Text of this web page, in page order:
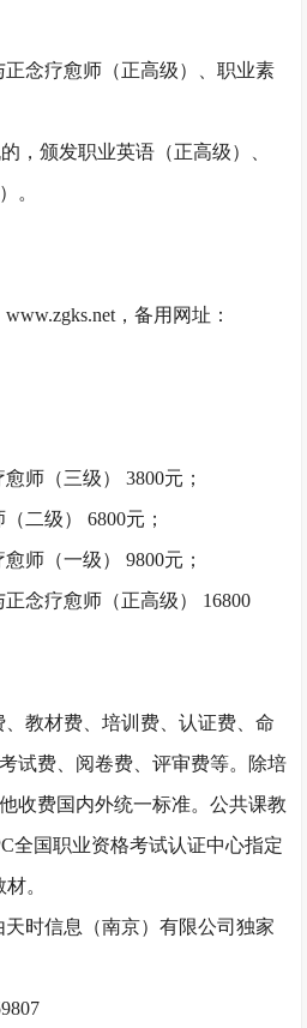
念疗愈师（正高级）、职业素
，颁发职业英语（正高级）、
。
www.zgks.net，备用网址：
师（三级） 3800元；
二级） 6800元；
师（一级） 9800元；
念疗愈师（正高级） 16800
、教材费、培训费、认证费、命
试费、阅卷费、评审费等。除培
收费国内外统一标准。公共课教
全国职业资格考试认证中心指定
。
时信息（南京）有限公司独家